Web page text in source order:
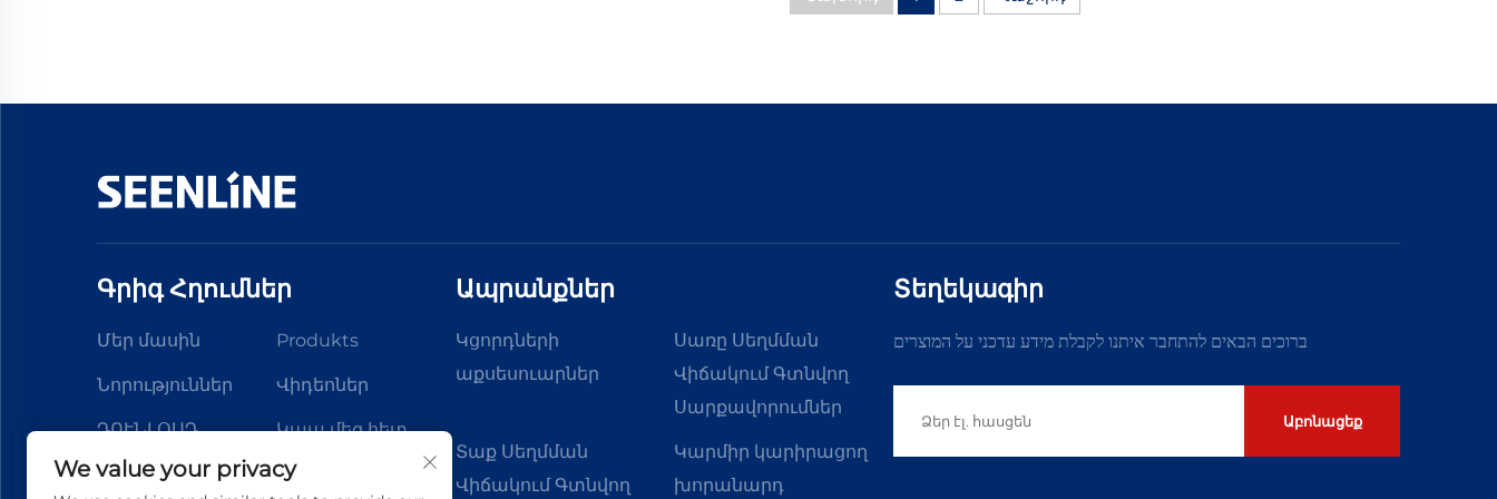
մատնաթուղթ
Գրիգ Հղումներ
Մեր մասին Produkts
Նորություններ Վիդեոներ
ԴՈՒՆԼՕԱԴ Կապ մեզ հետ
Ապրանքներ
Կցորդների
աքսեսուարներ
Սառը Սեղմման
Վիճակում Գտնվող
Սարքավորումներ
Տաք Սեղմման
Վիճակում Գտնվող
Կարմիր կարիրացող
խորանարդ
Տեղեկագիր
ברוכים הבאים להתחבר איתנו לקבלת מידע עדכני על המוצרים
Աբոնացեք
We value your privacy